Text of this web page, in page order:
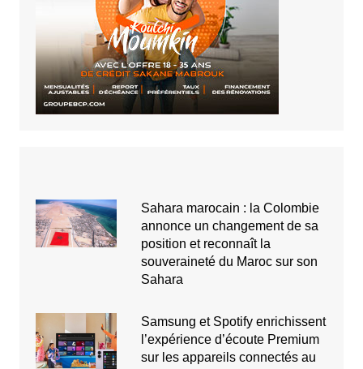
Sahara marocain : la Colombie
annonce un changement de sa
position et reconnaît la
souveraineté du Maroc sur son
Sahara
Samsung et Spotify enrichissent
l’expérience d’écoute Premium
sur les appareils connectés au